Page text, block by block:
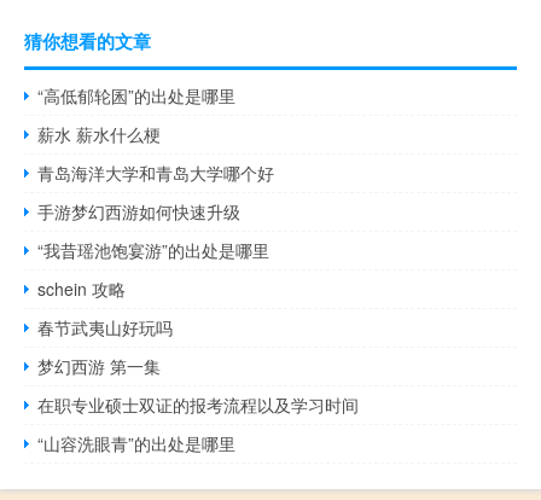
猜你想看的文章
“高低郁轮囷”的出处是哪里
薪水 薪水什么梗
青岛海洋大学和青岛大学哪个好
手游梦幻西游如何快速升级
“我昔瑶池饱宴游”的出处是哪里
schein 攻略
春节武夷山好玩吗
梦幻西游 第一集
在职专业硕士双证的报考流程以及学习时间
“山容洗眼青”的出处是哪里